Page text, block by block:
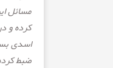
مسائل
کرده و
اسدی
ضبط